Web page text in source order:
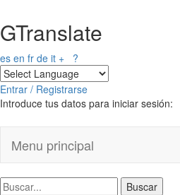
GTranslate
es en fr de it + ?
Entrar / Registrarse
Introduce tus datos para iniciar sesión:
Menu principal